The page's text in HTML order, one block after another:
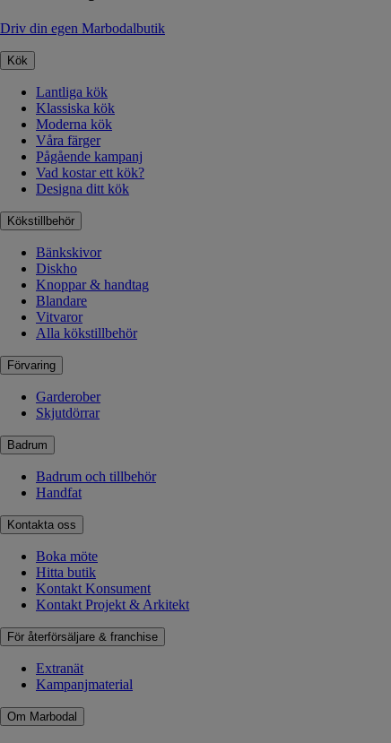
Driv din egen Marbodalbutik
Kök
Lantliga kök
Klassiska kök
Moderna kök
Våra färger
Pågående kampanj
Vad kostar ett kök?
Designa ditt kök
Kökstillbehör
Bänkskivor
Diskho
Knoppar & handtag
Blandare
Vitvaror
Alla kökstillbehör
Förvaring
Garderober
Skjutdörrar
Badrum
Badrum och tillbehör
Handfat
Kontakta oss
Boka möte
Hitta butik
Kontakt Konsument
Kontakt Projekt & Arkitekt
För återförsäljare & franchise
Extranät
Kampanjmaterial
Om Marbodal